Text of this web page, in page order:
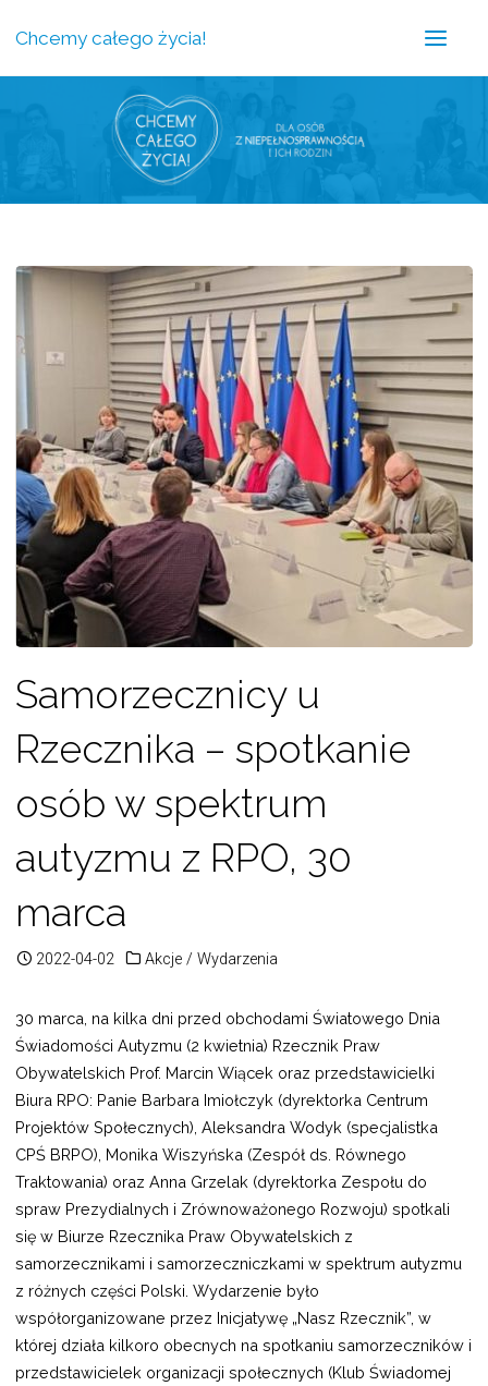
Chcemy całego życia!
Samorzecznicy u
Rzecznika – spotkanie
osób w spektrum
autyzmu z RPO, 30
marca
2022-04-02 Akcje / Wydarzenia
30 marca, na kilka dni przed obchodami Światowego Dnia
Świadomości Autyzmu (2 kwietnia) Rzecznik Praw
Obywatelskich Prof. Marcin Wiącek oraz przedstawicielki
Biura RPO: Panie Barbara Imiołczyk (dyrektorka Centrum
Projektów Społecznych), Aleksandra Wodyk (specjalistka
CPŚ BRPO), Monika Wiszyńska (Zespół ds. Równego
Traktowania) oraz Anna Grzelak (dyrektorka Zespołu do
spraw Prezydialnych i Zrównoważonego Rozwoju) spotkali
się w Biurze Rzecznika Praw Obywatelskich z
samorzecznikami i samorzeczniczkami w spektrum autyzmu
z różnych części Polski. Wydarzenie było
współorganizowane przez Inicjatywę „Nasz Rzecznik”, w
której działa kilkoro obecnych na spotkaniu samorzeczników i
przedstawicielek organizacji społecznych (Klub Świadomej